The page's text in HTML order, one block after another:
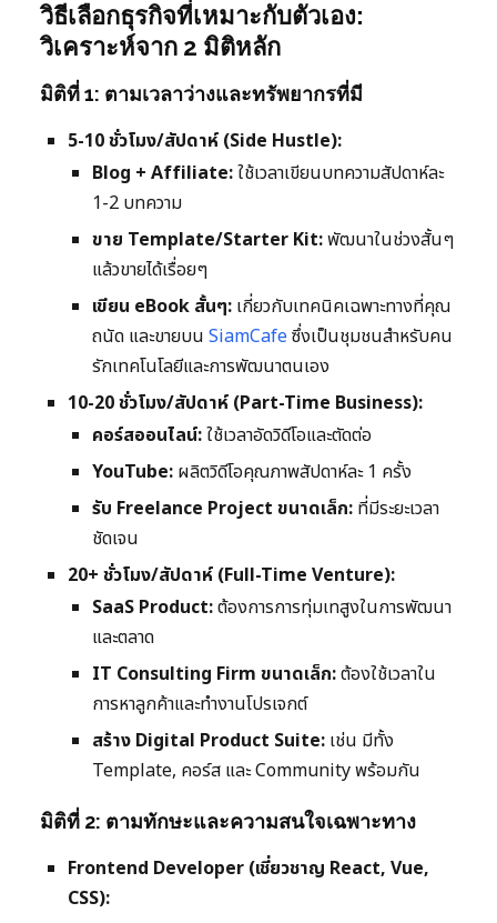
วิธีเลือกธุรกิจที่เหมาะกับตัวเอง:
วิเคราะห์จาก 2 มิติหลัก
มิติที่ 1: ตามเวลาว่างและทรัพยากรที่มี
5-10 ชั่วโมง/สัปดาห์ (Side Hustle):
Blog + Affiliate:ใช้เวลาเขียนบทความสัปดาห์ละ
1-2 บทความ
ขาย Template/Starter Kit:พัฒนาในช่วงสั้นๆ
แล้วขายได้เรื่อยๆ
เขียน eBook สั้นๆ: เกี่ยวกับเทคนิคเฉพาะทางที่คุณ
ถนัด และขายบน SiamCafeซึ่งเป็นชุมชนสำหรับคน
รักเทคโนโลยีและการพัฒนาตนเอง
10-20 ชั่วโมง/สัปดาห์ (Part-Time Business):
คอร์สออนไลน์:ใช้เวลาอัดวิดีโอและตัดต่อ
YouTube: ผลิตวิดีโอคุณภาพสัปดาห์ละ 1 ครั้ง
รับ Freelance Project ขนาดเล็ก: ที่มีระยะเวลา
ชัดเจน
20+ ชั่วโมง/สัปดาห์ (Full-Time Venture):
SaaS Product:ต้องการการทุ่มเทสูงในการพัฒนา
และตลาด
IT Consulting Firm ขนาดเล็ก:ต้องใช้เวลาใน
การหาลูกค้าและทำงานโปรเจกต์
สร้าง Digital Product Suite: เช่น มีทั้ง
Template, คอร์ส และ Community พร้อมกัน
มิติที่ 2: ตามทักษะและความสนใจเฉพาะทาง
Frontend Developer (เชี่ยวชาญ React, Vue,
CSS):